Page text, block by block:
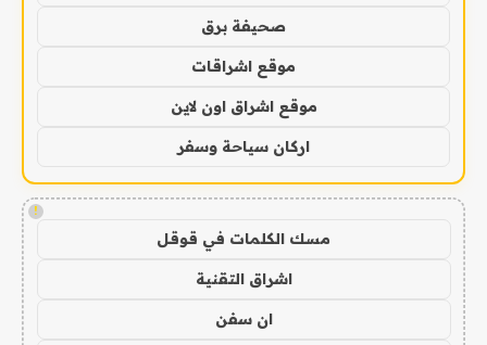
صحيفة برق
موقع اشراقات
موقع اشراق اون لاين
اركان سياحة وسفر
!
مسك الكلمات في قوقل
اشراق التقنية
ان سفن